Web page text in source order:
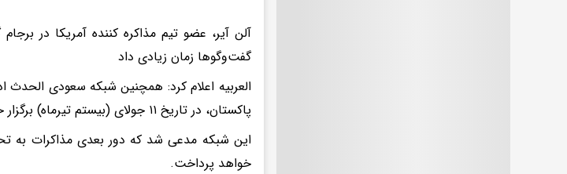
آلن آیر، عضو تیم مذاکره کننده آمریکا در
گفت‌و‌گو‌ها زمان زیادی داد
العربیه اعلام کرد: همچنین شبکه سعودی الحدث
پاکستان، در تاریخ ۱۱ جولای (بیستم تیرماه) ‌برگزار خواهد شد.
این شبکه مدعی شد که دور بعدی مذاکرات به
خواهد پرداخت.